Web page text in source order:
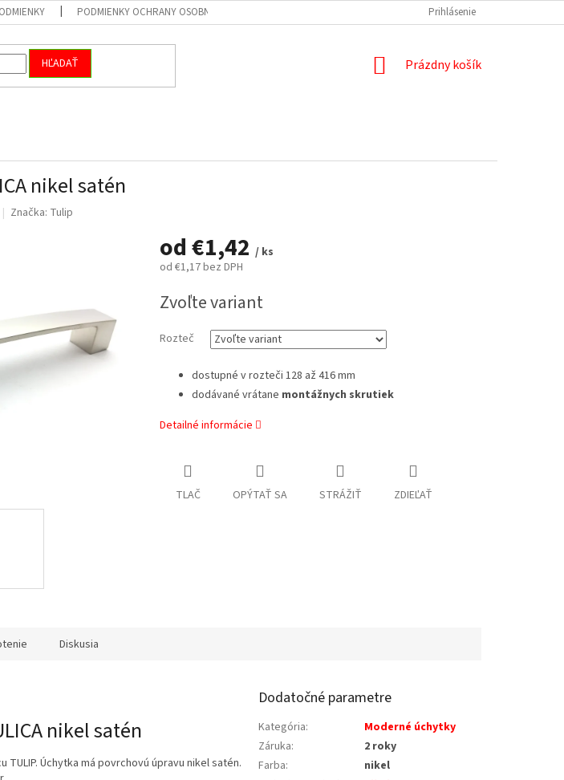
PODMIENKY OCHRANY OSOBNÝCH ÚDAJOV REKLAMÁCIA
Prihlásenie
HĽADAŤ
NÁKUPNÝ
Prázdny košík
nikel satén
Značka: Tulip
od€1,42 / ks
od €1,17bez DPH
cena:
Zvoľte variant
Rozteč
dostupné v rozteči 128 až 416 mm
dodávané vrátane montážnych skrutiek
Detailné informácie
TLAČ OPÝTAŤ SA STRÁŽIŤ ZDIEĽAŤ
Diskusia
nikel satén
Úchytka má povrchovú úpravu nikel satén.
Dodatočné parametre
Kategória:
Moderné úchytky
Záruka:
2 roky
Farba:
nikel